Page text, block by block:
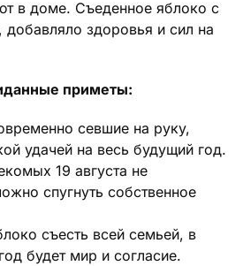
в доме. Съеденное яблоко с
здоровья и сил на
приметы:
севшие на руку,
удачей на весь будущий год.
19 августа не
спугнуть собственное
съесть всей семьей, в
будет мир и согласие.